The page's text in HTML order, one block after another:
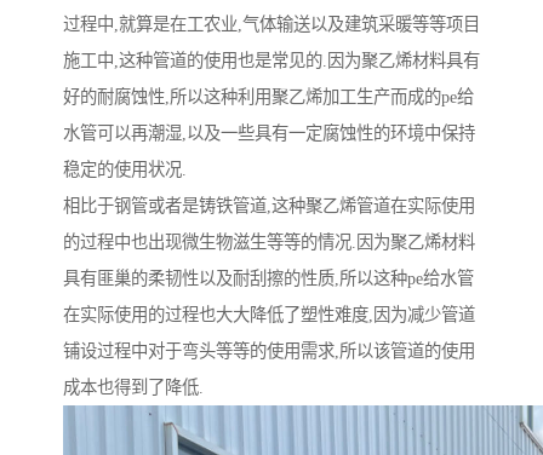
过程中,就算是在工农业,气体输送以及建筑采暖等等项目
施工中,这种管道的使用也是常见的.因为聚乙烯材料具有
好的耐腐蚀性,所以这种利用聚乙烯加工生产而成的pe给
水管可以再潮湿,以及一些具有一定腐蚀性的环境中保持
稳定的使用状况.
相比于钢管或者是铸铁管道,这种聚乙烯管道在实际使用
的过程中也出现微生物滋生等等的情况.因为聚乙烯材料
具有匪巢的柔韧性以及耐刮擦的性质,所以这种pe给水管
在实际使用的过程也大大降低了塑性难度,因为减少管道
铺设过程中对于弯头等等的使用需求,所以该管道的使用
成本也得到了降低.